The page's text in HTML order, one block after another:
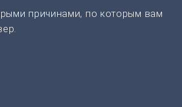
причинами, по которым вам